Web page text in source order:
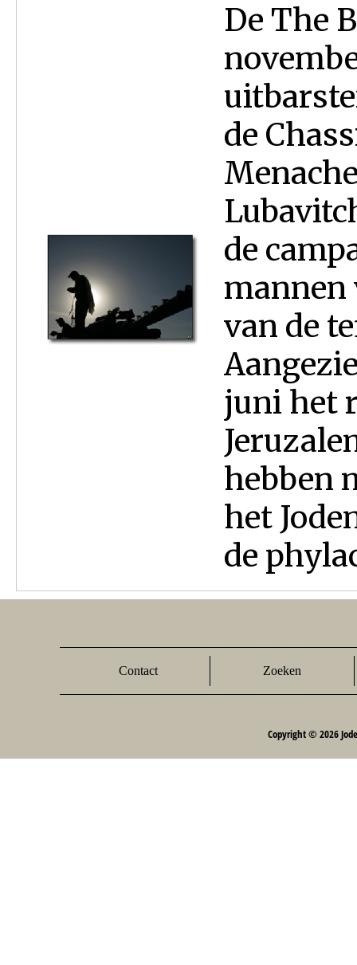
De The
de
de
mannen
van de
juni het
hebben
het
de
Contact Zoeken
Copyright © 2026